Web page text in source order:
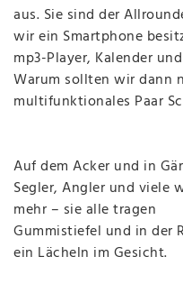
aus. Sie sind der
wir ein Smartphone
mp3-Player, Kalender
Warum sollten wir dann
multifunktionales Paar
Auf dem Acker und in
Segler, Angler und viele
mehr – sie alle tragen
Gummistiefel und in der
ein Lächeln im Gesicht.